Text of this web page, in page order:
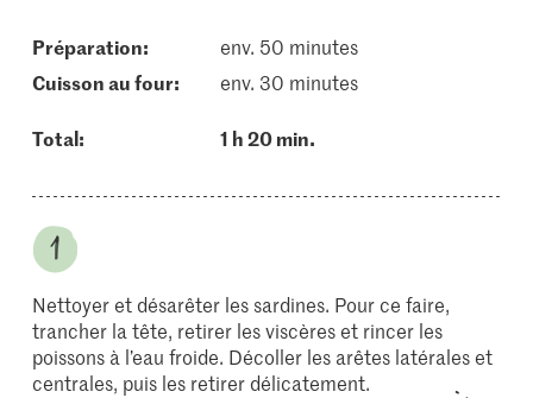
Préparation:
env. 50 minutes
cuisson au four:
env. 30 minutes
Total: 1 h 20 min.
Nettoyer et désarêter les sardines. Pour ce faire,
trancher la tête, retirer les viscères et rincer les
poissons à l’eau froide. Décoller les arêtes latérales et
centrales, puis les retirer délicatement.